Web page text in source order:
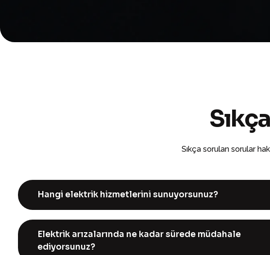
Sıkça
Sıkça sorulan sorular
Hangi elektrik hizmetlerini sunuyorsunuz?
Elektrik arızalarında ne kadar sürede müdahale
ediyorsunuz?